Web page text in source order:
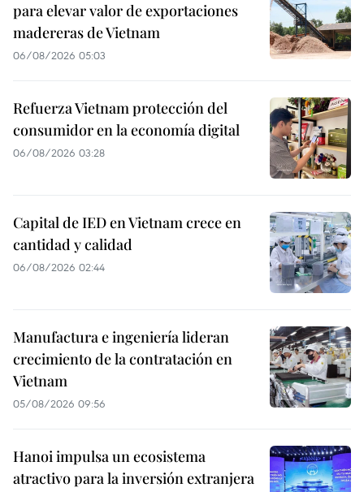
para elevar valor de exportaciones
madereras de Vietnam
06/08/2026 05:03
Refuerza Vietnam protección del
consumidor en la economía digital
06/08/2026 03:28
Capital de IED en Vietnam crece en
cantidad y calidad
06/08/2026 02:44
Manufactura e ingeniería lideran
crecimiento de la contratación en
Vietnam
05/08/2026 09:56
Hanoi impulsa un ecosistema
atractivo para la inversión extranjera